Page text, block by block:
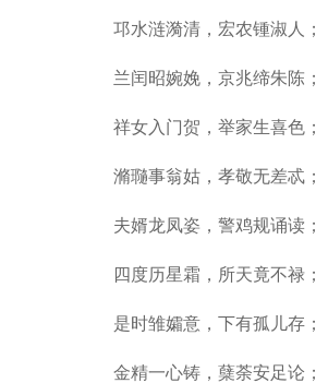
邛水涟漪清，宏农锺淑人；
兰闰昭婉娩，京兆缔朱陈；
祥女入门贺，举家生喜色；
滫瓍事翁姑，孝敬无差忒；
夫婿龙凤姿，警鸡规诵读；
四度历星霜，所天竟不禄；
是时雏孀意，下有孤儿存；
金精一心铸，蘖荼安足论；